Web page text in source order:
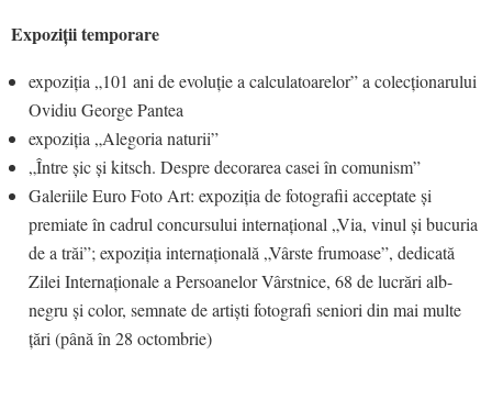
Expoziții temporare
expoziția „101 ani de evoluție a calculatoarelor” a colecționarului
Ovidiu George Pantea
expoziția „Alegoria naturii”
„Între șic și kitsch. Despre decorarea casei în comunism”
Galeriile Euro Foto Art: expoziția de fotografii acceptate și
premiate în cadrul concursului internațional „Via, vinul și bucuria
de a trăi”; expoziția internațională „Vârste frumoase”, dedicată
Zilei Internaționale a Persoanelor Vârstnice, 68 de lucrări alb-
negru și color, semnate de artiști fotografi seniori din mai multe
țări (până în 28 octombrie)